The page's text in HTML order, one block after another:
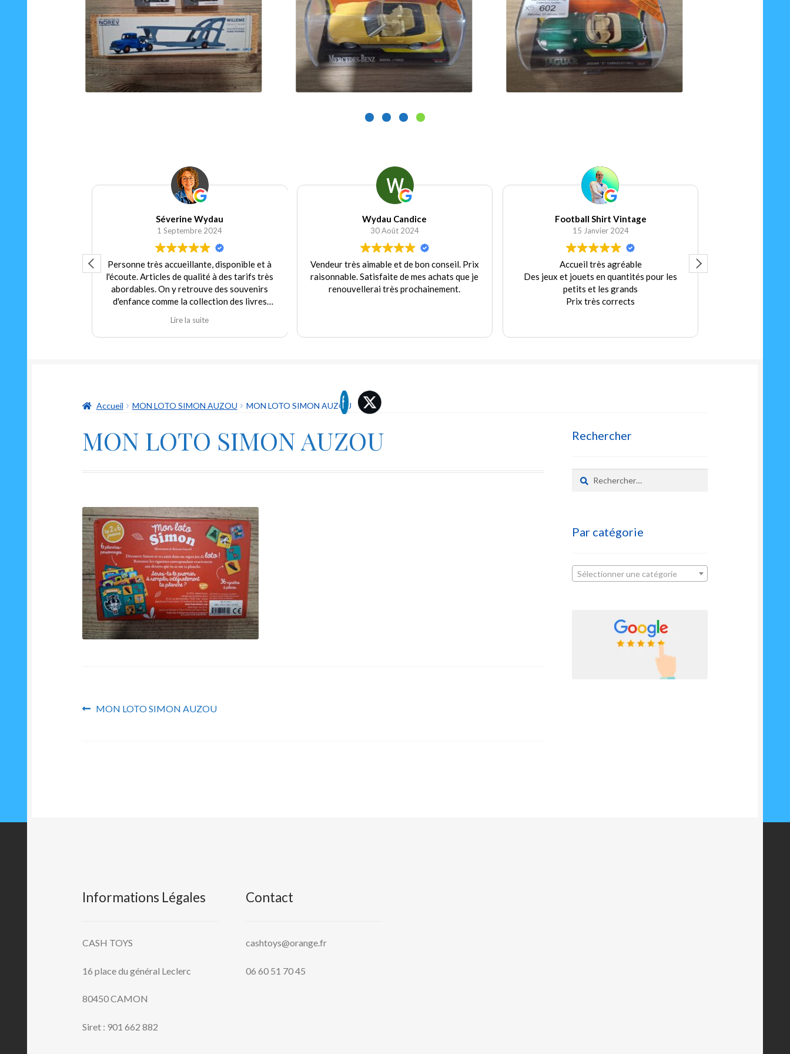
75.00
Ajouter au panier
9.90€
Ajouter au panier
9.90€
Ajouter au panier
Séverine Wydau
1 Septembre 2024
Personne très accueillante, disponible et à
l'écoute. Articles de qualité à des tarifs très
abordables. On y retrouve des souvenirs
d'enfance comme la collection des livres
expérience tant en achat qu'en vente. Je
recommande fortement ce commerçant.
Lire la suite
Wydau Candice
30 Août 2024
Vendeur très aimable et de bon conseil. Prix
raisonnable. Satisfaite de mes achats que je
renouvellerai très prochainement.
Football Shirt Vintage
15 Janvier 2024
Accueil très agréable
Des jeux et jouets en quantités pour les
petits et les grands
Prix très corrects
Accueil MON LOTO SIMON AUZOU MON LOTO SIMON AUZOU
MON LOTO SIMON AUZOU
Navigation
Article
MON LOTO SIMON AUZOU
Rechercher
Rechercher :
Par catégorie
Sélectionner une catégorie
Informations Légales
CASH TOYS
16 place du général Leclerc
80450 CAMON
Siret : 901 662 882
Contact
cashtoys@orange.fr
06 60 51 70 45